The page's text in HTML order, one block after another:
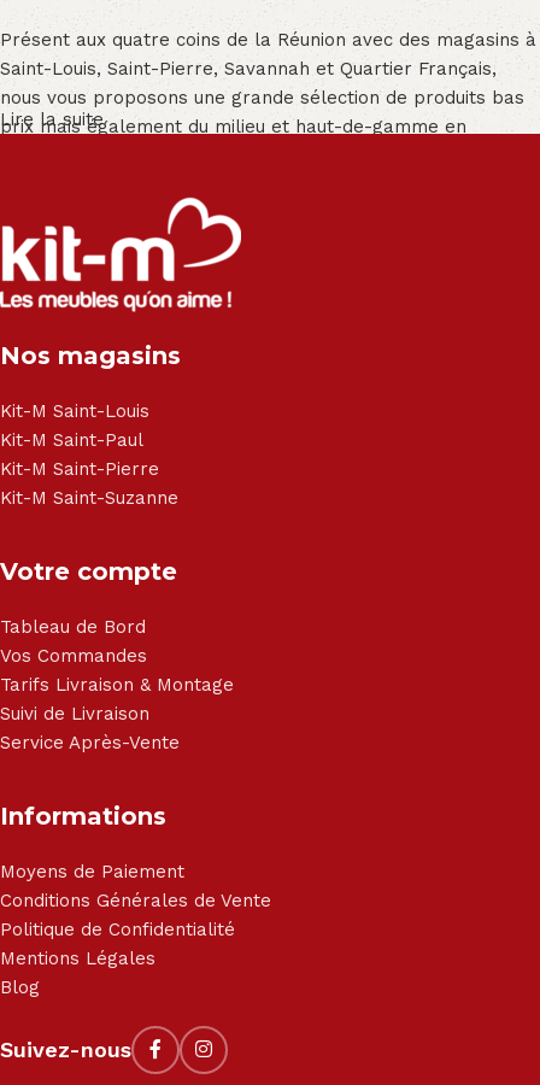
Présent aux quatre coins de la Réunion avec des magasins à
Saint-Louis, Saint-Pierre, Savannah et Quartier Français,
nous vous proposons une grande sélection de produits bas
prix mais également du milieu et haut-de-gamme en
Salon angle - Salon convertible - Salon relax - Canapé -
Canapé lit - Cuisine sur-mesure - Fauteuil - Armoire - Table
et chaise - Meuble de salle de bain - Literie - Lit - Bureau -
Électroménager - Télévision led - Réfrigérateur -
- Matelas - Hifi Hitachi, LG, Sharp, Philips, Bosh, Moulinex,
Haier, Sony, Cecotec, Westpoint, Dyson.
Lire la suite
Nos magasins
Kit-M Saint-Louis
Kit-M Saint-Paul
Kit-M Saint-Pierre
Kit-M Saint-Suzanne
Votre compte
Tableau de Bord
Vos Commandes
Tarifs Livraison & Montage
Suivi de Livraison
Service Après-Vente
Informations
Moyens de Paiement
Conditions Générales de Vente
Politique de Confidentialité
Mentions Légales
Blog
Suivez-nous